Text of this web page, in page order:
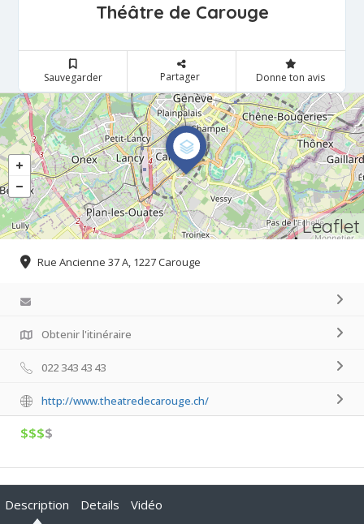
Théâtre de Carouge
Sauvegarder Partager Donne ton avis
Leaflet
Rue Ancienne 37 A, 1227 Carouge
Obtenir l'itinéraire
022 343 43 43
http://www.theatredecarouge.ch/
$$$$
Description Details Vidéo